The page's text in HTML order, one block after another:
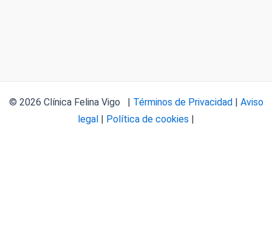
© 2026 Clínica Felina Vigo | Términos de Privacidad
Aviso
legal
Política de cookies